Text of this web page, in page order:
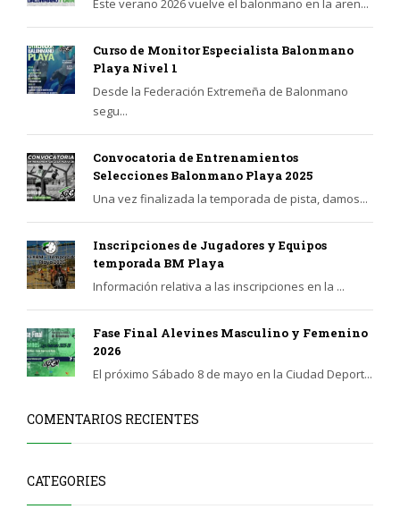
Este verano 2026 vuelve el balonmano en la aren...
Curso de Monitor Especialista Balonmano
Playa Nivel 1
Desde la Federación Extremeña de Balonmano
segu...
Convocatoria de Entrenamientos
Selecciones Balonmano Playa 2025
Una vez finalizada la temporada de pista, damos...
Inscripciones de Jugadores y Equipos
temporada BM Playa
Información relativa a las inscripciones en la ...
Fase Final Alevines Masculino y Femenino
2026
El próximo Sábado 8 de mayo en la Ciudad Deport...
COMENTARIOS RECIENTES
CATEGORIES